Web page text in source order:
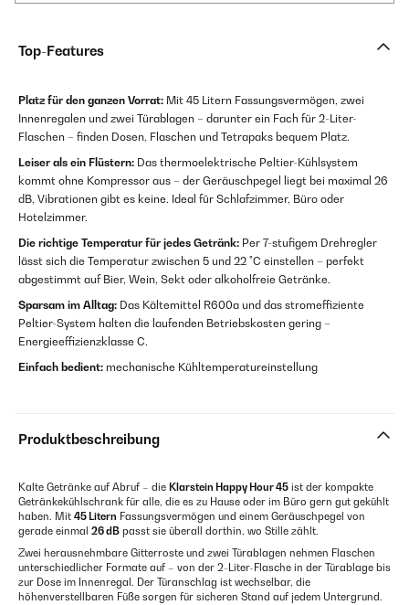
Top-Features
Platz für den ganzen Vorrat: Mit 45 Litern Fassungsvermögen, zwei
Innenregalen und zwei Türablagen – darunter ein Fach für 2-Liter-
Flaschen – finden Dosen, Flaschen und Tetrapaks bequem Platz.
Leiser als ein Flüstern: Das thermoelektrische Peltier-Kühlsystem
kommt ohne Kompressor aus – der Geräuschpegel liegt bei maximal 26
dB, Vibrationen gibt es keine. Ideal für Schlafzimmer, Büro oder
Hotelzimmer.
Die richtige Temperatur für jedes Getränk: Per 7-stufigem Drehregler
lässt sich die Temperatur zwischen 5 und 22 °C einstellen – perfekt
abgestimmt auf Bier, Wein, Sekt oder alkoholfreie Getränke.
Sparsam im Alltag: Das Kältemittel R600a und das stromeffiziente
Peltier-System halten die laufenden Betriebskosten gering –
Energieeffizienzklasse C.
Einfach bedient: mechanische Kühltemperatureinstellung
Produktbeschreibung
Kalte Getränke auf Abruf – die Klarstein Happy Hour 45 ist der kompakte
Getränkekühlschrank für alle, die es zu Hause oder im Büro gern gut gekühlt
haben. Mit 45 Litern Fassungsvermögen und einem Geräuschpegel von
gerade einmal 26 dB passt sie überall dorthin, wo Stille zählt.
Zwei herausnehmbare Gitterroste und zwei Türablagen nehmen Flaschen
unterschiedlicher Formate auf – von der 2-Liter-Flasche in der Türablage bis
zur Dose im Innenregal. Der Türanschlag ist wechselbar, die
höhenverstellbaren Füße sorgen für sicheren Stand auf jedem Untergrund.